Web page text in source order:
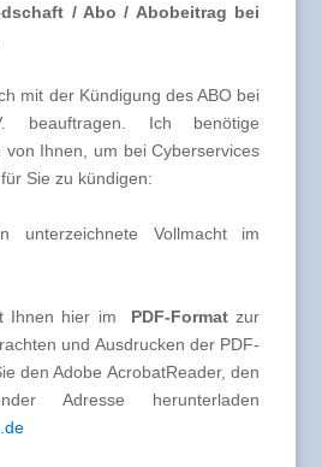
/ Abo / Abobeitrag bei
mit der Kündigung des ABO bei
beauftragen. Ich benötige
von Ihnen, um bei Cyberservices
Sie zu kündigen:
unterzeichnete Vollmacht im
Ihnen hier im PDF-Format zur
und Ausdrucken der PDF-
den Adobe AcrobatReader, den
Adresse herunterladen